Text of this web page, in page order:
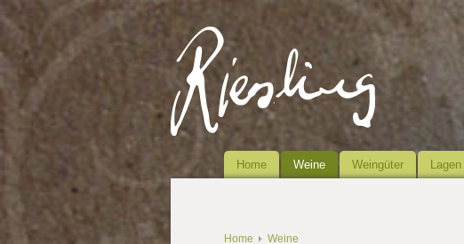
Home Weine Weingüter Lagen
Home Weine